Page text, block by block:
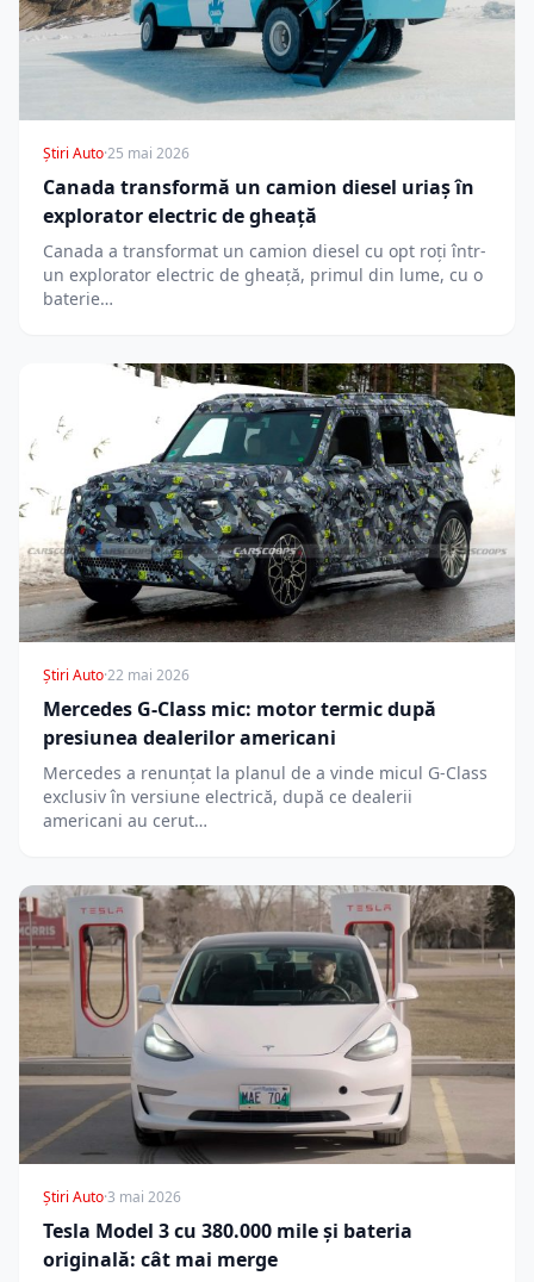
Știri Auto·25 mai 2026
Canada transformă un camion diesel uriaș în
explorator electric de gheață
Canada a transformat un camion diesel cu opt roți într-
un explorator electric de gheață, primul din lume, cu o
baterie…
Știri Auto·22 mai 2026
Mercedes G-Class mic: motor termic după
presiunea dealerilor americani
Mercedes a renunțat la planul de a vinde micul G-Class
exclusiv în versiune electrică, după ce dealerii
americani au cerut…
Știri Auto·3 mai 2026
Tesla Model 3 cu 380.000 mile și bateria
originală: cât mai merge